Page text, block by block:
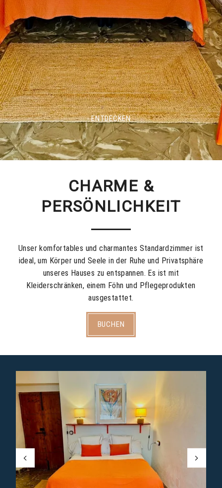
ENTDECKEN
CHARME &
PERSÖNLICHKEIT
Unser komfortables und charmantes Standardzimmer ist
ideal, um Körper und Seele in der Ruhe und Privatsphäre
unseres Hauses zu entspannen. Es ist mit
Kleiderschränken, einem Föhn und Pflegeprodukten
ausgestattet.
BUCHEN